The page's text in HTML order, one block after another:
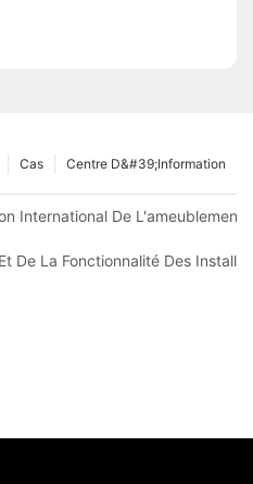
Centre D&#39;information
Cas
International De L'ameublement
Taches Et Antimicrobiens.
De La Fonctionnalité Des